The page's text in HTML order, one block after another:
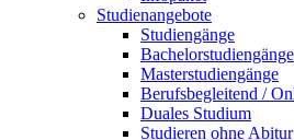
Studienangebote
Studiengänge
Bachelorstudiengänge
Masterstudiengänge
Berufsbegleitend /
Duales Studium
Studieren ohne Abitur